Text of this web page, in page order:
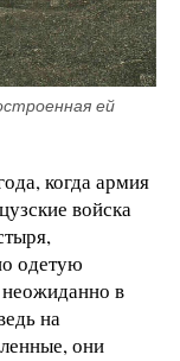
ей
когда армия
войска
одетую
в
на
они